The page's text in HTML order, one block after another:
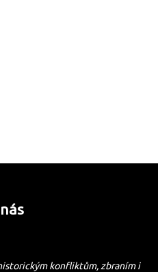
konfliktům, zbraním i